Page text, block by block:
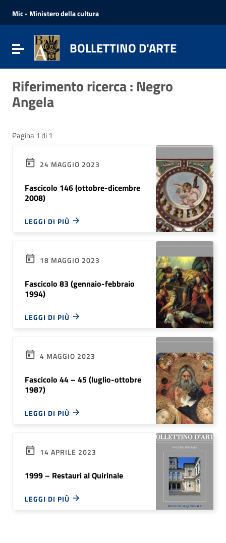
Vai al menu di navigazione
Vai al footer
Mic - Ministero della cultura
Attiva / disattiva la navigazione
BOLLETTINO D'ARTE
Riferimento ricerca : Negro
Angela
Pagina 1 di 1
24 MAGGIO 2023
Fascicolo 146 (ottobre-dicembre
2008)
LEGGI DI PIÙ
18 MAGGIO 2023
Fascicolo 83 (gennaio-febbraio
1994)
LEGGI DI PIÙ
4 MAGGIO 2023
Fascicolo 44 – 45 (luglio-ottobre
1987)
LEGGI DI PIÙ
14 APRILE 2023
1999 – Restauri al Quirinale
LEGGI DI PIÙ